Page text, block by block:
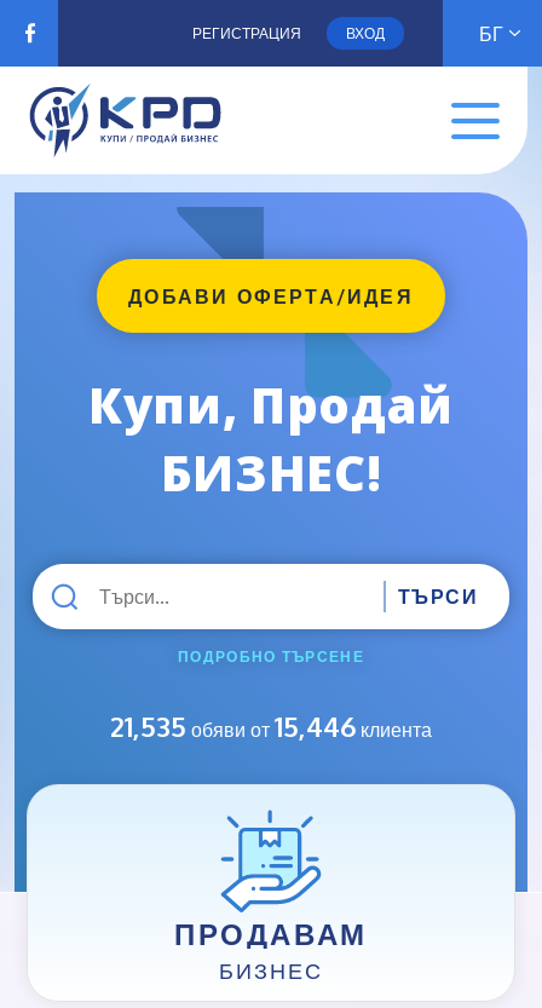
РЕГИСТРАЦИЯ ВХОД БГ
ДОБАВИ ОФЕРТА/ИДЕЯ
Купи, Продай
БИЗНЕС!
ПОДРОБНО ТЪРСЕНЕ
21,535 обяви от 15,446 клиента
ПРОДАВАМ
БИЗНЕС